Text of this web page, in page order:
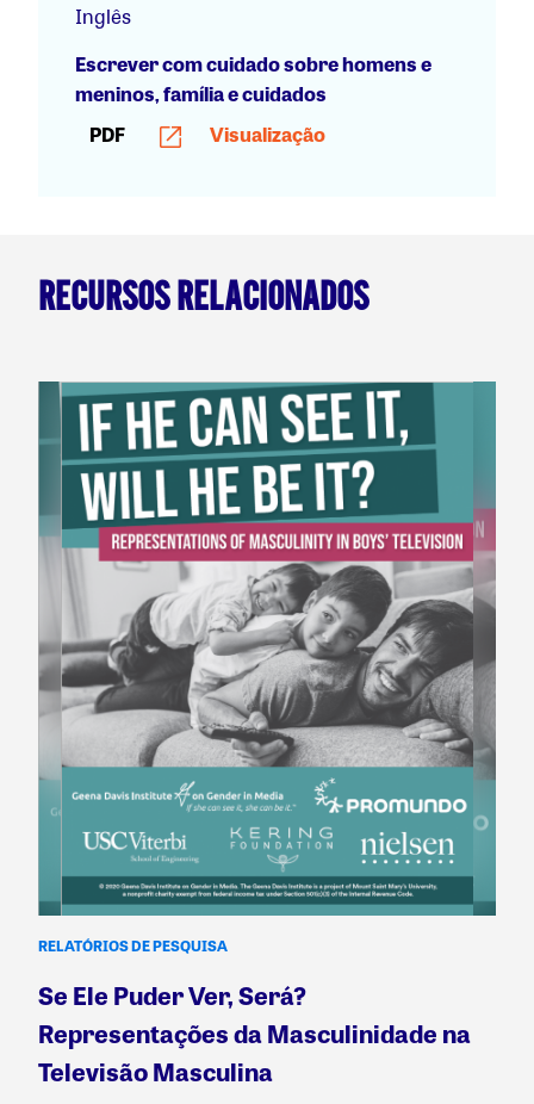
Inglês
Escrever com cuidado sobre homens e
meninos, família e cuidados
PDF
Visualização
RECURSOS RELACIONADOS
RELATÓRIOS DE PESQUISA
Se Ele Puder Ver, Será?
Representações da Masculinidade na
Televisão Masculina